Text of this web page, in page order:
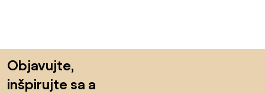
Objavujte,
inšpirujte sa a